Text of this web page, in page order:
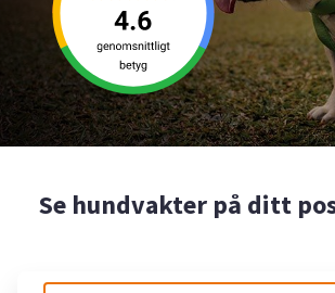
Se hundvakter på ditt